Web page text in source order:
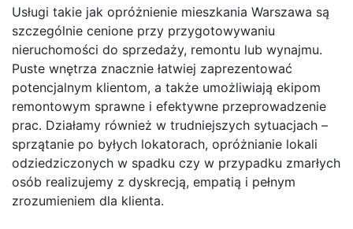
Usługi takie jak opróżnienie mieszkania Warszawa są
szczególnie cenione przy przygotowywaniu
nieruchomości do sprzedaży, remontu lub wynajmu.
Puste wnętrza znacznie łatwiej zaprezentować
potencjalnym klientom, a także umożliwiają ekipom
remontowym sprawne i efektywne przeprowadzenie
prac. Działamy również w trudniejszych sytuacjach –
sprzątanie po byłych lokatorach, opróżnianie lokali
odziedziczonych w spadku czy w przypadku zmarłych
osób realizujemy z dyskrecją, empatią i pełnym
zrozumieniem dla klienta.